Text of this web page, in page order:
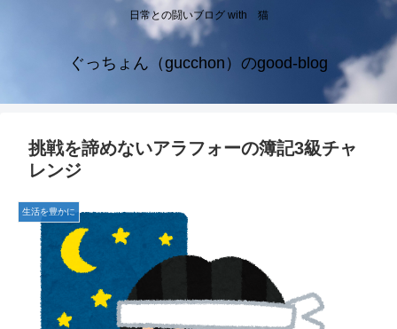
日常との闘いブログ with 猫
ぐっちょん（gucchon）のgood-blog
挑戦を諦めないアラフォーの簿記3級チャ
レンジ
生活を豊かに